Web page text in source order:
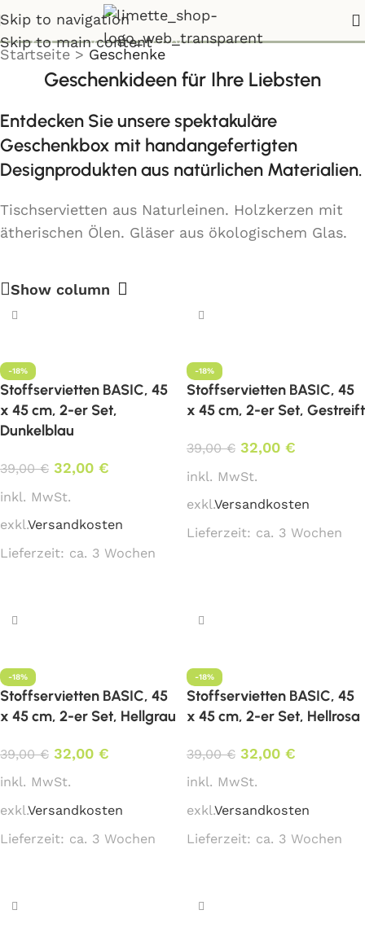
Skip to navigation
Skip to main content
Geschenke
Startseite > Geschenke
Geschenkideen für Ihre Liebsten
Entdecken Sie unsere spektakuläre
Geschenkbox mit handangefertigten
Designprodukten aus natürlichen Materialien.
Tischservietten aus Naturleinen. Holzkerzen mit
ätherischen Ölen. Gläser aus ökologischem Glas.
Show column
-18%
Stoffservietten BASIC, 45
x 45 cm, 2-er Set,
Dunkelblau
39,00€ 32,00 €
inkl. MwSt.
exkl.Versandkosten
Lieferzeit: ca. 3 Wochen
-18%
Stoffservietten BASIC, 45
x 45 cm, 2-er Set, Gestreift
39,00€ 32,00 €
inkl. MwSt.
exkl.Versandkosten
Lieferzeit: ca. 3 Wochen
-18%
Stoffservietten BASIC, 45
x 45 cm, 2-er Set, Hellgrau
39,00€ 32,00 €
inkl. MwSt.
exkl.Versandkosten
Lieferzeit: ca. 3 Wochen
-18%
Stoffservietten BASIC, 45
x 45 cm, 2-er Set, Hellrosa
39,00€ 32,00 €
inkl. MwSt.
exkl.Versandkosten
Lieferzeit: ca. 3 Wochen